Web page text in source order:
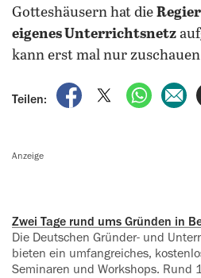
Gotteshäusern hat die
eigenes Unterrichtsnetz
kann erst mal nur
Teilen:
auf Facebook teilen
auf X teilen
per
Anzeige
Zwei Tage rund ums Gründen in
Die Deutschen Gründer- und
bieten ein umfangreiches,
Seminaren und Work­shops. Rund